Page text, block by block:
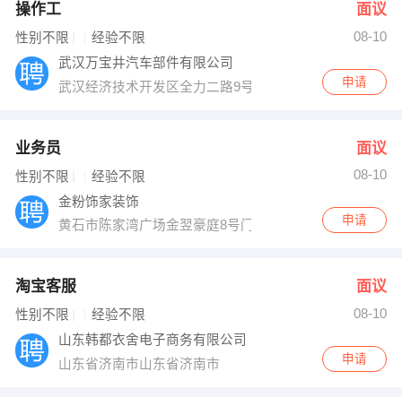
操作工 面议
性别不限 经验不限
08-10
武汉万宝井汽车部件有限公司
武汉经济技术开发区全力二路9号
申请
业务员 面议
性别不限 经验不限
08-10
金粉饰家装饰
黄石市陈家湾广场金翌豪庭8号门面（金世纪酒店正对面
申请
淘宝客服 面议
性别不限 经验不限
08-10
山东韩都衣舍电子商务有限公司
山东省济南市山东省济南市
申请